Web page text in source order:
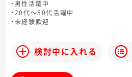
・男性活躍中
・20代～50代活躍中
・未経験歓迎
検討中に入れる